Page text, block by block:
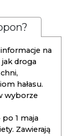
na
droga
hałasu.
wyborze
1 maja
Zawierają